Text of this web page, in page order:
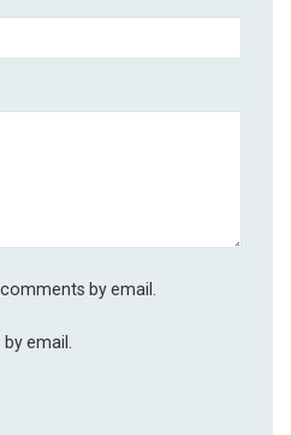
by email.
email.